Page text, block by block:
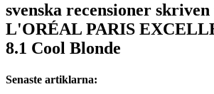
svenska recensioner
L'ORÉAL PARIS
8.1 Cool Blonde
Senaste artiklarna: